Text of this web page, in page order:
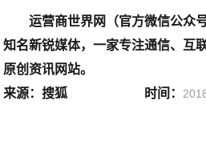
运营商世界网（官方微信公
知名新锐媒体，一家专注通信、互
原创资讯网站。
来源：搜狐 时间：